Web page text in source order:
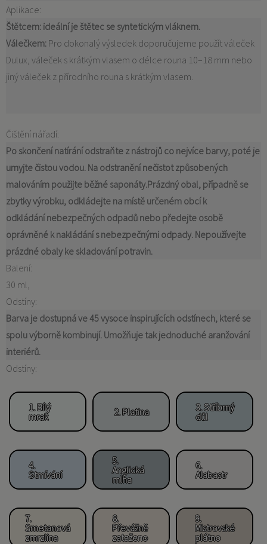
Aplikace:
Štětcem: ideální je štětec se syntetickým vláknem.
Válečkem: Pro dokonalý výsledek doporučujeme použít váleček
Dulux, váleček s krátkým vlasem o délce rouna 10–18 mm nebo
jiný váleček z přírodního rouna s krátkým vlasem.
Čištění nářadí:
Po skončení natírání odstraňte z nástrojů co nejvíce barvy, poté je
umyjte čistou vodou. Na odstranění nečistot způsobených
malováním použijte běžné saponáty.Prázdný obal, případně se
zbytky výrobku, odkládejte na místě určeném obcí k
odkládání nebezpečných odpadů nebo předejte osobě
oprávněné k nakládání s nebezpečnými odpady. Nepoužívejte
prázdné obaly ke skladování potravin.
Balení:
30 ml
Odstíny:
Barva je dostupná ve 45 vysoce inspirujících odstínech, které se
spolu výborně kombinují. Umožňuje tak jednoduché aranžování
interiérů.
Odstíny:
1. Bílý
mrak
2. Platina
3. Stříbrný
důl
4.
Stmívání
5.
Anglická
mlha
6.
Alabastr
7.
Smetanová
zmrzlina
8.
Převážně
zataženo
9.
Mistrovské
plátno